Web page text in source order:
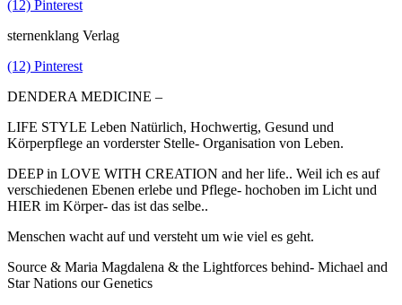
(12) Pinterest
sternenklang Verlag
(12) Pinterest
DENDERA MEDICINE –
LIFE STYLE Leben Natürlich, Hochwertig, Gesund und
Körperpflege an vorderster Stelle- Organisation von Leben.
DEEP in LOVE WITH CREATION and her life.. Weil ich es auf
verschiedenen Ebenen erlebe und Pflege- hochoben im Licht und
HIER im Körper- das ist das selbe..
Menschen wacht auf und versteht um wie viel es geht.
Source & Maria Magdalena & the Lightforces behind- Michael and
Star Nations our Genetics